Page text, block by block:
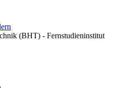
(BHT) - Fernstudieninstitut